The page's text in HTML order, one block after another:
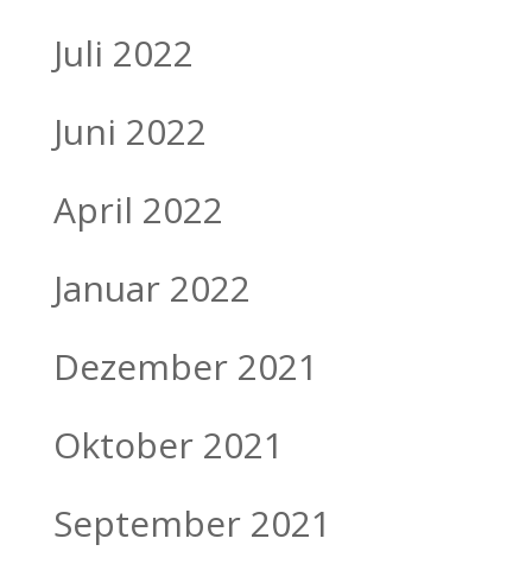
Juli 2022
Juni 2022
April 2022
Januar 2022
Dezember 2021
Oktober 2021
September 2021